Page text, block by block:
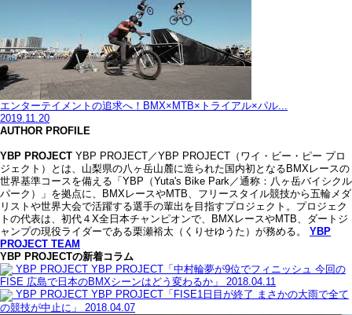
エンターテイメントの追求へ！BMX×MTB×トライアル×パル...
2019.11.20
AUTHOR PROFILE
YBP PROJECT YBP PROJECT／YBP PROJECT（ワイ・ビー・ピー プロ
ジェクト）とは、山梨県の八ヶ岳山麓に造られた国内初となるBMXレースの
世界基準コースを備える「YBP（Yuta's Bike Park／通称：八ヶ岳バイシクル
パーク）」を拠点に、BMXレースやMTB、フリースタイル競技から五輪メダ
リストや世界大会で活躍する選手の輩出を目指すプロジェクト。プロジェク
トの代表は、初代４X全日本チャンピオンで、BMXレースやMTB、ダートジ
ャンプの現役ライダーである栗瀬裕太（くりせゆうた）が務める。 YBP
PROJECT TEAM
YBP PROJECTの新着コラム
YBP PROJECT YBP PROJECT「中村輪夢が9位でフィニッシュ 今回の
FISE 広島で日本のBMXシーンはどう変わるか」
2018.04.11
YBP PROJECT YBP PROJECT「FISE1日目が終了 まさかの大雨で全て
の競技が中止に」
2018.04.07